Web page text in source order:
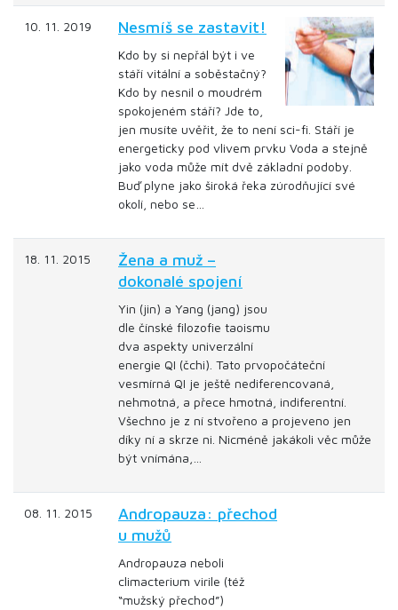
10. 11. 2019 Nesmíš se zastavit!
Kdo by si nepřál být i ve
stáří vitální a soběstačný?
Kdo by nesnil o moudrém
spokojeném stáří? Jde to,
jen musíte uvěřit, že to není sci-fi. Stáří je
energeticky pod vlivem prvku Voda a stejně
jako voda může mít dvě základní podoby.
Buď plyne jako široká řeka zúrodňující své
okolí, nebo se…
18. 11. 2015
Žena a muž –
dokonalé spojení
Yin (jin) a Yang (jang) jsou
dle čínské filozofie taoismu
dva aspekty univerzální
energie QI (čchi). Tato prvopočáteční
vesmírná QI je ještě nediferencovaná,
nehmotná, a přece hmotná, indiferentní.
Všechno je z ní stvořeno a projeveno jen
díky ní a skrze ni. Nicméně jakákoli věc může
být vnímána,…
08. 11. 2015
Andropauza: přechod
u mužů
Andropauza neboli
climacterium virile (též
“mužský přechod”)